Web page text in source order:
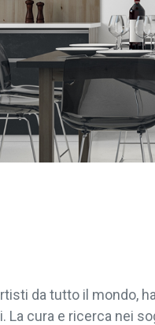
da tutto il mondo,
La cura e ricerca nei